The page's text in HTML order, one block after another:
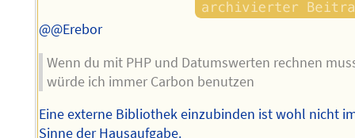
@@Erebor
Wenn du mit PHP und Datumswerten rechnen
würde ich immer Carbon benutzen
Eine externe Bibliothek einzubinden ist wohl nicht
Sinne der Hausaufgabe.